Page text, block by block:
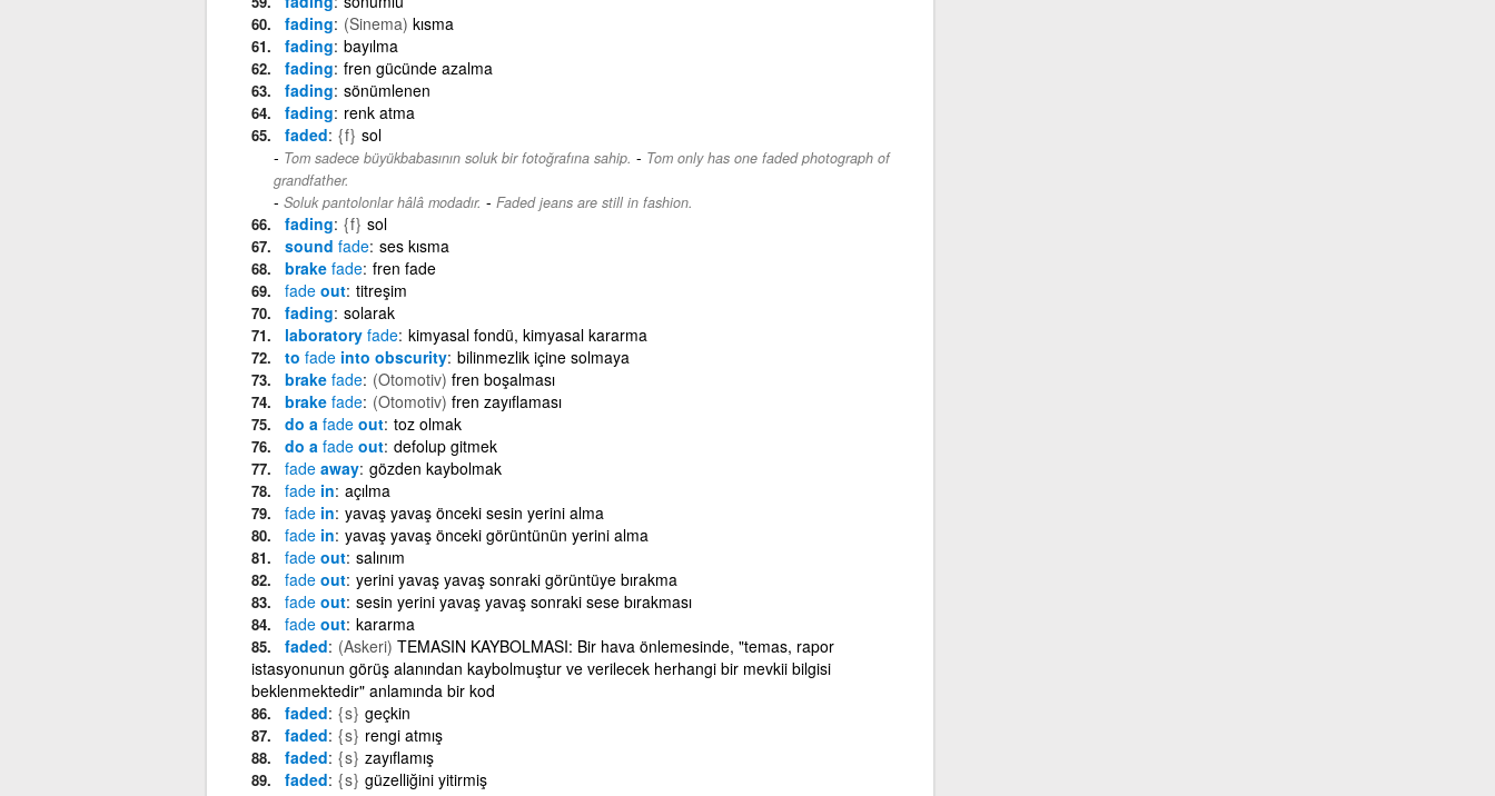
fading (Sinema) kısma
fading bayılma
fading fren gücünde azalma
fading sönümlenen
fading renk atma
faded {f} sol
Tom sadece büyükbabasının soluk bir fotoğrafına sahip. - Tom only has one faded photograph of
grandfather.
Soluk pantolonlar hâlâ modadır. - Faded jeans are still in fashion.
fading {f} sol
sound fade ses kısma
brake fade fren fade
fadeout titreşim
fading solarak
laboratory fade kimyasal fondü, kimyasal kararma
to fadeinto obscurity bilinmezlik içine solmaya
brake fade (Otomotiv) fren boşalması
brake fade (Otomotiv) fren zayıflaması
do a fadeout toz olmak
do a fadeout defolup gitmek
fadeaway gözden kaybolmak
fadein açılma
fadein yavaş yavaş önceki sesin yerini alma
fadein yavaş yavaş önceki görüntünün yerini alma
fadeout salınım
fadeout yerini yavaş yavaş sonraki görüntüye bırakma
fadeout sesin yerini yavaş yavaş sonraki sese bırakması
fadeout kararma
faded (Askeri) TEMASIN KAYBOLMASI: Bir hava önlemesinde, "temas, rapor
istasyonunun görüş alanından kaybolmuştur ve verilecek herhangi bir mevkii bilgisi
beklenmektedir" anlamında bir kod
faded {s} geçkin
faded {s} rengi atmış
faded {s} zayıflamış
faded {s} güzelliğini yitirmiş